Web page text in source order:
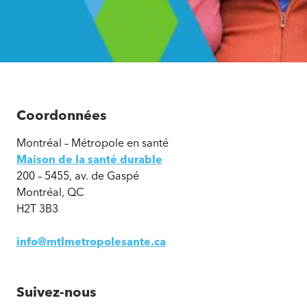
Coordonnées
Montréal – Métropole en santé
Maison de la santé durable
200 – 5455, av. de Gaspé
Montréal, QC
H2T 3B3
info@mtlmetropolesante.ca
Suivez-nous